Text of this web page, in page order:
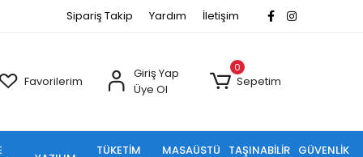
Sipariş Takip Yardım İletişim
Favorilerim
Giriş Yap
Üye Ol
0
Sepetim
TÜKETİM
MASAÜSTÜ
TAŞINABİLİR GÜVENLİK